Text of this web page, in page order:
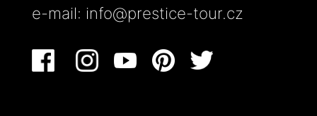
e-mail: info@prestice-tour.cz